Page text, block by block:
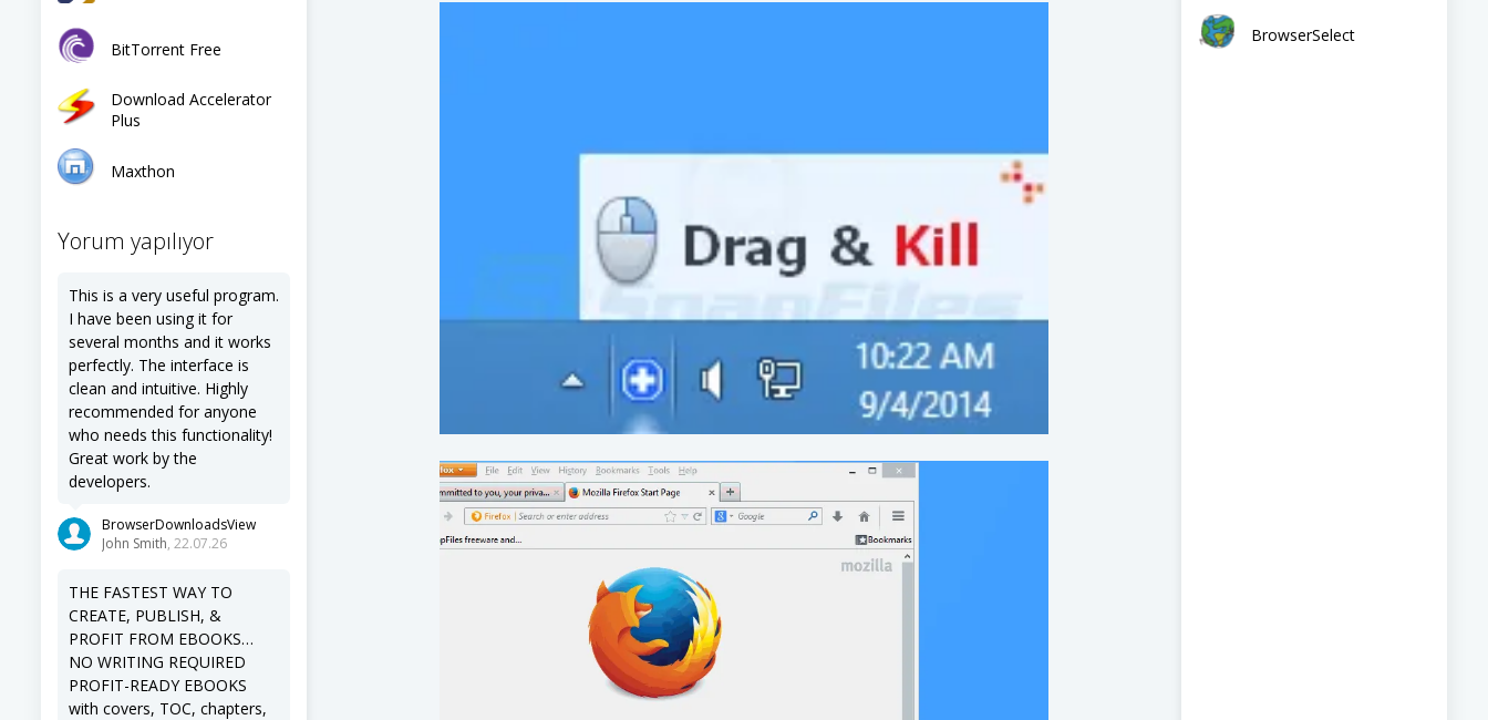
BitTorrent Free
Download Accelerator
Plus
Maxthon
Yorum yapılıyor
This is a very useful program.
I have been using it for
several months and it works
perfectly. The interface is
clean and intuitive. Highly
recommended for anyone
who needs this functionality!
Great work by the
developers.
BrowserDownloadsView
John Smith, 22.07.26
THE FASTEST WAY TO
CREATE, PUBLISH, &
PROFIT FROM EBOOKS…
NO WRITING REQUIRED
PROFIT-READY EBOOKS
with covers, TOC, chapters,
BrowserSelect